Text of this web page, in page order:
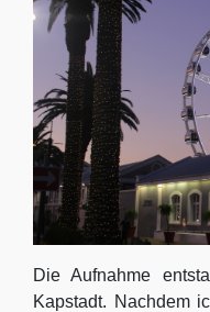
Die Aufnahme
Kapstadt. Nachdem